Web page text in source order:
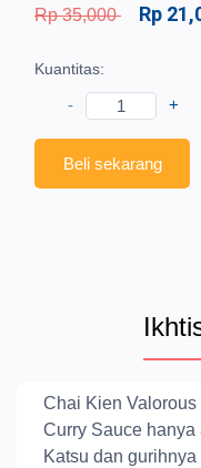
Rp 35,000 Rp
Kuantitas:
- +
Beli sekarang
Chai Kien
Curry Sauce
Katsu dan